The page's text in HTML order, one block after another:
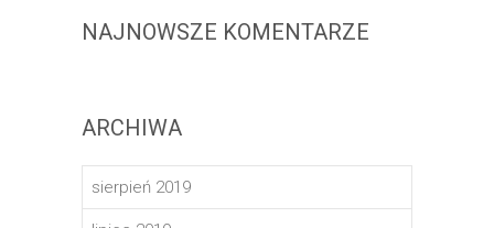
NAJNOWSZE KOMENTARZE
ARCHIWA
sierpień 2019